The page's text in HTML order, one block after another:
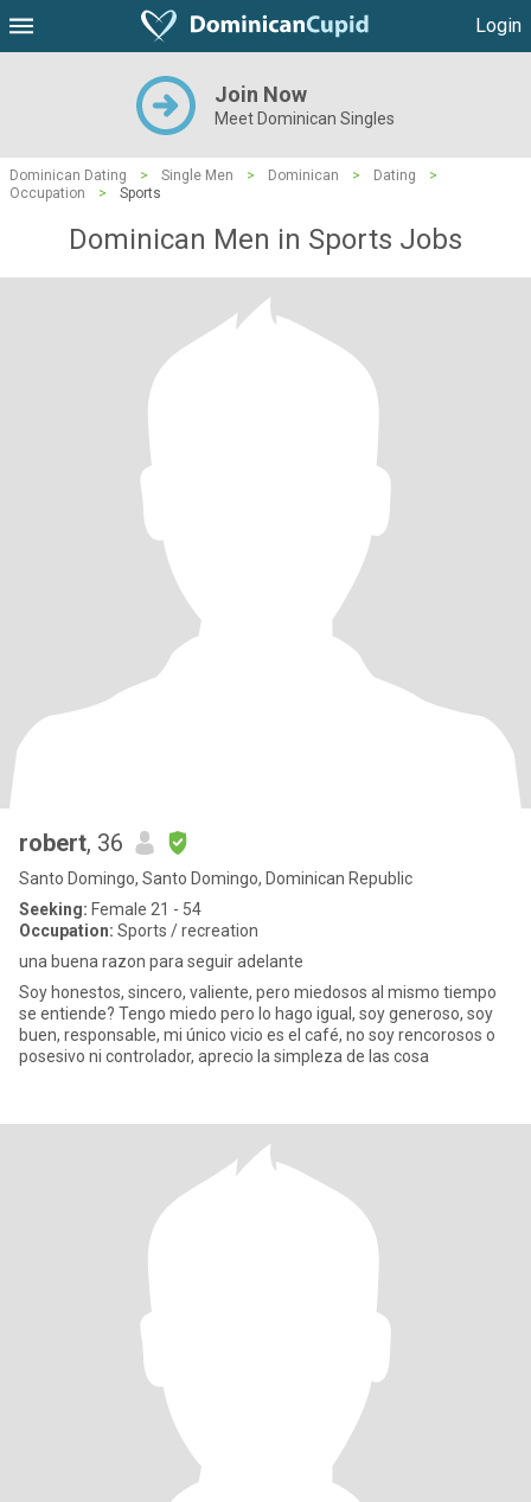
Login
Join Now
Meet Dominican Singles
Dominican Dating > Single Men > Dominican > Dating
>
Occupation
> Sports
Dominican Men in Sports Jobs
robert, 36
Santo Domingo, Santo Domingo, Dominican Republic
Seeking: Female 21 - 54
Occupation: Sports / recreation
una buena razon para seguir adelante
Soy honestos, sincero, valiente, pero miedosos al mismo tiempo
se entiende? Tengo miedo pero lo hago igual, soy generoso, soy
buen, responsable, mi único vicio es el café, no soy rencorosos o
posesivo ni controlador, aprecio la simpleza de las cosa